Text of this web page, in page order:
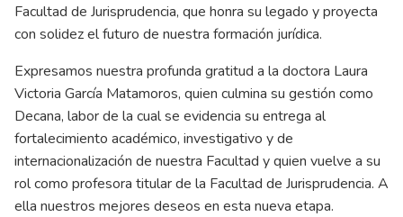
Facultad de Jurisprudencia, que honra su legado y proyecta
con solidez el futuro de nuestra formación jurídica.
Expresamos nuestra profunda gratitud a la doctora Laura
Victoria García Matamoros, quien culmina su gestión como
Decana, labor de la cual se evidencia su entrega al
fortalecimiento académico, investigativo y de
internacionalización de nuestra Facultad y quien vuelve a su
rol como profesora titular de la Facultad de Jurisprudencia. A
ella nuestros mejores deseos en esta nueva etapa.